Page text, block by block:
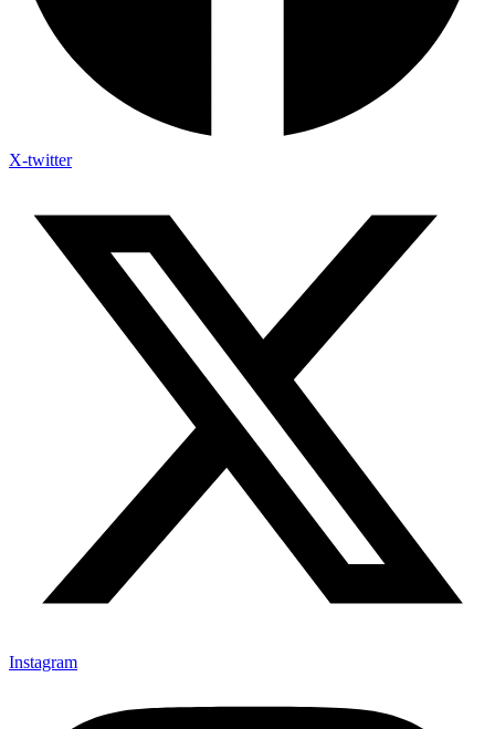
X-twitter
Instagram